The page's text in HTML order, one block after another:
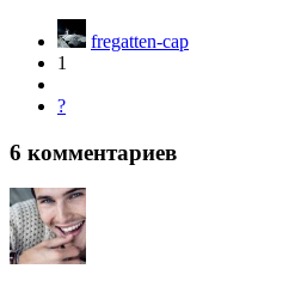
fregatten-cap
1
?
6 комментариев